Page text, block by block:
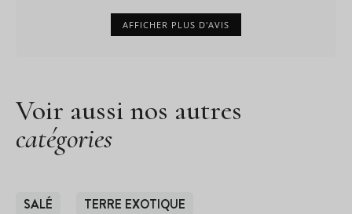
AFFICHER PLUS D'AVIS
Voir aussi nos autres
catégories
SALÉ TERRE EXOTIQUE